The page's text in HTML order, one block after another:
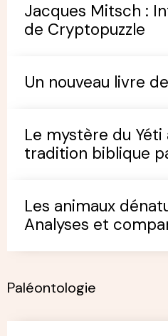
Jacques Mitsch :
de Cryptopuzzle
Un nouveau livre
Le mystère du
tradition biblique
Les animaux
Analyses et
Paléontologie